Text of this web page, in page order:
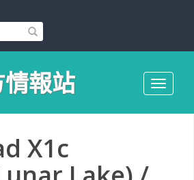
Toggle
報站
X1c